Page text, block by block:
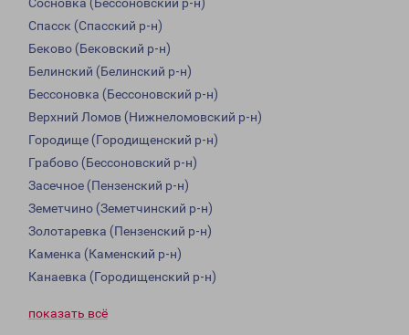
Сосновка (Бессоновский р-н)
Спасск (Спасский р-н)
Беково (Бековский р-н)
Белинский (Белинский р-н)
Бессоновка (Бессоновский р-н)
Верхний Ломов (Нижнеломовский р-н)
Городище (Городищенский р-н)
Грабово (Бессоновский р-н)
Засечное (Пензенский р-н)
Земетчино (Земетчинский р-н)
Золотаревка (Пензенский р-н)
Каменка (Каменский р-н)
Канаевка (Городищенский р-н)
показать всё